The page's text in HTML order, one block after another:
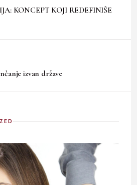
KONCEPT KOJI REDEFINIŠE
izvan države